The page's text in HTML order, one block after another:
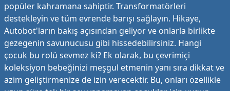
popüler kahramana sahiptir. Transformatörleri
destekleyin ve tüm evrende barışı sağlayın. Hikaye,
Autobot'ların bakış açısından geliyor ve onlarla birlikte
gezegenin savunucusu gibi hissedebilirsiniz. Hangi
çocuk bu rolü sevmez ki? Ek olarak, bu çevrimiçi
koleksiyon bebeğinizi meşgul etmenin yanı sıra dikkat ve
azim geliştirmenize de izin verecektir. Bu, onları özellikle